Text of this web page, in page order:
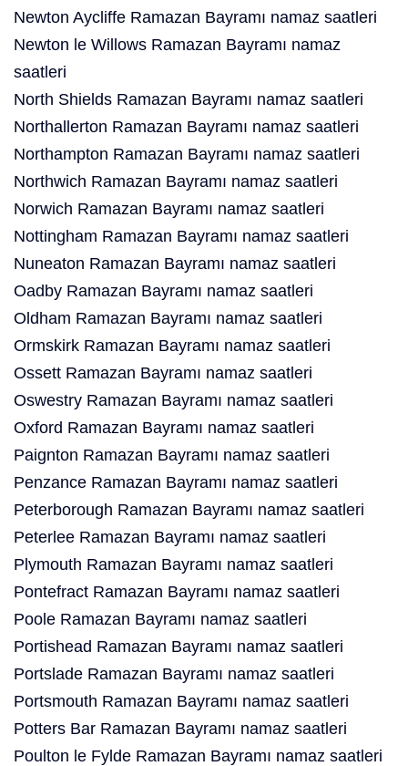
Newton Aycliffe Ramazan Bayramı namaz saatleri
Newton le Willows Ramazan Bayramı namaz
saatleri
North Shields Ramazan Bayramı namaz saatleri
Northallerton Ramazan Bayramı namaz saatleri
Northampton Ramazan Bayramı namaz saatleri
Northwich Ramazan Bayramı namaz saatleri
Norwich Ramazan Bayramı namaz saatleri
Nottingham Ramazan Bayramı namaz saatleri
Nuneaton Ramazan Bayramı namaz saatleri
Oadby Ramazan Bayramı namaz saatleri
Oldham Ramazan Bayramı namaz saatleri
Ormskirk Ramazan Bayramı namaz saatleri
Ossett Ramazan Bayramı namaz saatleri
Oswestry Ramazan Bayramı namaz saatleri
Oxford Ramazan Bayramı namaz saatleri
Paignton Ramazan Bayramı namaz saatleri
Penzance Ramazan Bayramı namaz saatleri
Peterborough Ramazan Bayramı namaz saatleri
Peterlee Ramazan Bayramı namaz saatleri
Plymouth Ramazan Bayramı namaz saatleri
Pontefract Ramazan Bayramı namaz saatleri
Poole Ramazan Bayramı namaz saatleri
Portishead Ramazan Bayramı namaz saatleri
Portslade Ramazan Bayramı namaz saatleri
Portsmouth Ramazan Bayramı namaz saatleri
Potters Bar Ramazan Bayramı namaz saatleri
Poulton le Fylde Ramazan Bayramı namaz saatleri